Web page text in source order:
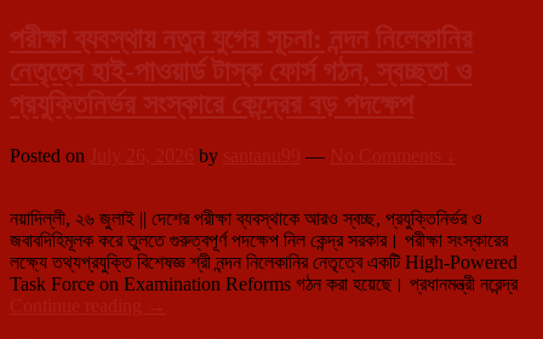
পরীক্ষা ব্যবস্থায় নতুন যুগের সূচনা: নন্দন নিলেকানির
নেতৃত্বে হাই-পাওয়ার্ড টাস্ক ফোর্স গঠন, স্বচ্ছতা ও
প্রযুক্তিনির্ভর সংস্কারে কেন্দ্রের বড় পদক্ষেপ
Posted on July 26, 2026 by santanu99 — No Comments ↓
নয়াদিল্লী, ২৬ জুলাই || দেশের পরীক্ষা ব্যবস্থাকে আরও স্বচ্ছ, প্রযুক্তিনির্ভর ও
জবাবদিহিমূলক করে তুলতে গুরুত্বপূর্ণ পদক্ষেপ নিল কেন্দ্র সরকার। পরীক্ষা সংস্কারের
লক্ষ্যে তথ্যপ্রযুক্তি বিশেষজ্ঞ শ্রী নন্দন নিলেকানির নেতৃত্বে একটি High-Powered
Task Force on Examination Reforms গঠন করা হয়েছে। প্রধানমন্ত্রী নরেন্দ্র
Continue reading পরীক্ষা
→